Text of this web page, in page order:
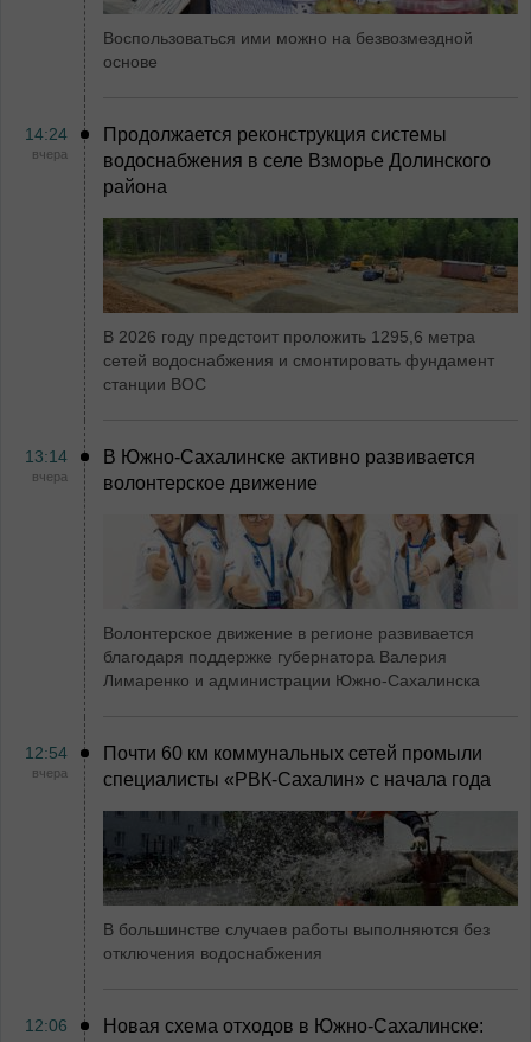
Воспользоваться ими можно на безвозмездной
основе
14:24
вчера
Продолжается реконструкция системы
водоснабжения в селе Взморье Долинского
района
В 2026 году предстоит проложить 1295,6 метра
сетей водоснабжения и смонтировать фундамент
станции ВОС
13:14
вчера
В Южно-Сахалинске активно развивается
волонтерское движение
Волонтерское движение в регионе развивается
благодаря поддержке губернатора Валерия
Лимаренко и администрации Южно-Сахалинска
12:54
вчера
Почти 60 км коммунальных сетей промыли
специалисты «РВК‑Сахалин» с начала года
В большинстве случаев работы выполняются без
отключения водоснабжения
12:06
Новая схема отходов в Южно-Сахалинске: